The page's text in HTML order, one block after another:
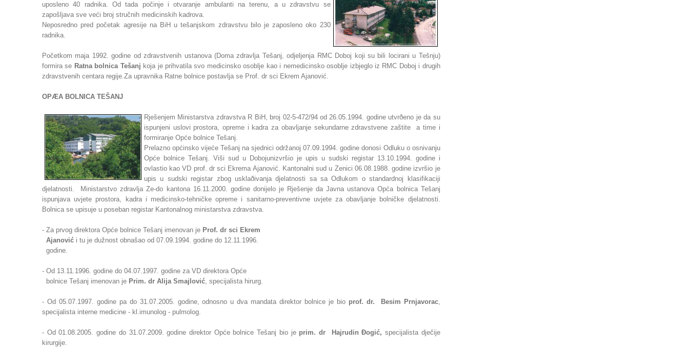
uposleno 40 radnika. Od tada počinje i otvaranje ambulanti na terenu, a u zdravstvu se
zapošljava sve veći broj stručnih medicinskih kadrova.
Neposredno pred početak agresije na BiH u tešanjskom zdravstvu bilo je zaposleno oko 230
radnika.
Početkom maja 1992. godine od zdravstvenih ustanova (Doma zdravlja Tešanj, odjeljenja RMC Doboj koji su bili locirani u Tešnju)
formira se Ratna bolnica Tešanj koja je prihvatila svo medicinsko osoblje kao i nemedicinsko osoblje izbjeglo iz RMC Doboj i drugih
zdravstvenih centara regije.Za upravnika Ratne bolnice postavlja se Prof. dr sci Ekrem Ajanović.
OPÆA BOLNICA TEŠANJ
Rješenjem Ministarstva zdravstva R BiH, broj 02-5-472/94 od 26.05.1994. godine utvrðeno je da su
ispunjeni uslovi prostora, opreme i kadra za obavljanje sekundarne zdravstvene zaštite a time i
formiranje Opće bolnice Tešanj.
Prelazno općinsko vijeće Tešanj na sjednici održanoj 07.09.1994. godine donosi Odluku o osnivanju
Opće bolnice Tešanj. Viši sud u Dobojunizvršio je upis u sudski registar 13.10.1994. godine i
ovlastio kao VD prof. dr sci Ekrema Ajanović. Kantonalni sud u Zenici 06.08.1988. godine izvršio je
upis u sudski registar zbog usklaðivanja djelatnosti sa sa Odlukom o standardnoj klasifikaciji
djelatnosti. Ministarstvo zdravlja Ze-do kantona 16.11.2000. godine donijelo je Rješenje da Javna ustanova Opća bolnica Tešanj
ispunjava uvjete prostora, kadra i medicinsko-tehničke opreme i sanitarno-preventivne uvjete za obavljanje bolničke djelatnosti.
Bolnica se upisuje u poseban registar Kantonalnog ministarstva zdravstva.
- Za prvog direktora Opće bolnice Tešanj imenovan je Prof. dr sci Ekrem
Ajanović i tu je dužnost obnašao od 07.09.1994. godine do 12.11.1996.
godine.
- Od 13.11.1996. godine do 04.07.1997. godine za VD direktora Opće
bolnice Tešanj imenovan je Prim. dr Alija Smajlović, specijalista hirurg.
- Od 05.07.1997. godine pa do 31.07.2005. godine, odnosno u dva mandatadirektor bolnice je bio prof. dr. Besim Prnjavorac,
specijalista interne medicine - kl.imunolog - pulmolog.
- Od 01.08.2005. godine do 31.07.2009. godine direktor Opće bolnice Tešanj bio je prim. dr HajrudinÐogić, specijalista dječije
kirurgije.